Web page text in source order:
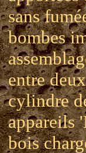
sans
bombes
entre
cylindre
appareils
bois